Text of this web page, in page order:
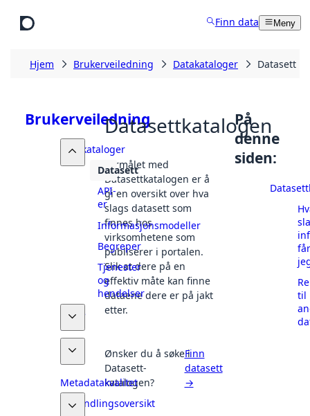
Finn data Meny
Hjem Brukerveiledning Datakataloger Datasett
Brukerveiledning
Datakataloger
Datasett
API-
er
Informasjonsmodeller
Begreper
Tjenester
og
hendelser
Finne
data
Dele
data
Metadatakvalitet
Behandlingsoversikt
Datasettkatalogen
Formålet med
Datasettkatalogen er å
gi en oversikt over hva
slags datasett som
finnes hos
virksomhetene som
publiserer i portalen.
Slik at dere på en
effektiv måte kan finne
dataene dere er på jakt
etter.
Ønsker du å søke i
Datasett-
katalogen?
Finn
datasett
→
På
denne
siden:
får
til